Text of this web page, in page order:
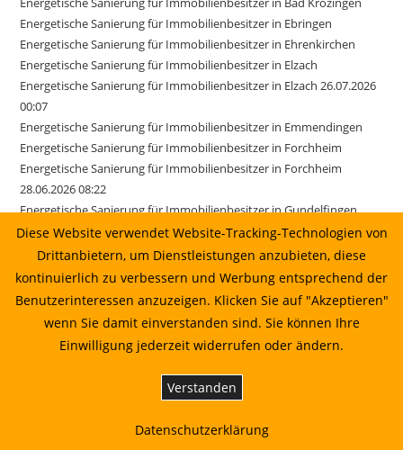
Energetische Sanierung für Immobilienbesitzer in Ebringen
Energetische Sanierung für Immobilienbesitzer in Ehrenkirchen
Energetische Sanierung für Immobilienbesitzer in Elzach
Energetische Sanierung für Immobilienbesitzer in Elzach 26.07.2026
00:07
Energetische Sanierung für Immobilienbesitzer in Emmendingen
Energetische Sanierung für Immobilienbesitzer in Forchheim
Energetische Sanierung für Immobilienbesitzer in Forchheim
28.06.2026 08:22
Energetische Sanierung für Immobilienbesitzer in Gundelfingen
Energetische Sanierung für Immobilienbesitzer in Ihringen
Energetische Sanierung für Immobilienbesitzer in Kirchzarten
Energetische Sanierung für Immobilienbesitzer in March
Energetische Sanierung für Immobilienbesitzer in March 17.06.2026
Energetische Sanierung für Immobilienbesitzer in Reute
Energetische Sanierung für Immobilienbesitzer in Sexau
Energetische Sanierung für Immobilienbesitzer in Sölden
Energetische Sanierung für Immobilienbesitzer in Weisweil
Diese Website verwendet Website-Tracking-Technologien von
Drittanbietern, um Dienstleistungen anzubieten, diese
kontinuierlich zu verbessern und Werbung entsprechend der
Benutzerinteressen anzuzeigen. Klicken Sie auf "Akzeptieren"
wenn Sie damit einverstanden sind. Sie können Ihre
Einwilligung jederzeit widerrufen oder ändern.
Verstanden
Datenschutzerklärung